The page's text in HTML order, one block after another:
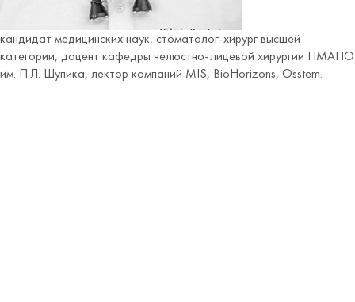
кандидат медицинских наук, стоматолог-хирург высшей
категории, доцент кафедры челюстно-лицевой хирургии НМАПО
им. П.Л. Шупика, лектор компаний MIS, BioHorizons, Osstem.